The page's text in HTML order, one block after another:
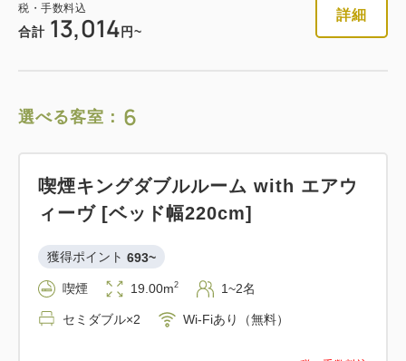
税・手数料込
合計 13,014 円~
詳細
選べる客室： 6
喫煙キングダブルルーム with エアウ
ィーヴ [ベッド幅220cm]
獲得ポイント 693~
喫煙 19.00m2 1~2名
セミダブル×2 Wi-Fiあり（無料）